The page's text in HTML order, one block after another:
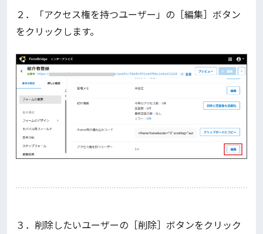
２．「アクセス権を持つユーザー」の［編集］ボタン
をクリックします。
３．削除したいユーザーの［削除］ボタンをクリック